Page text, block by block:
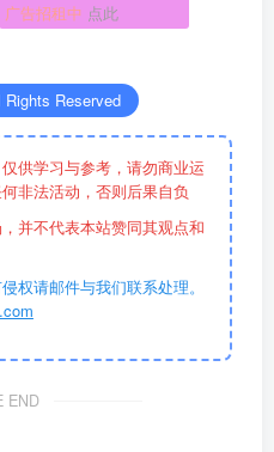
广告招租中 点此
Reserved
供学习与参考，请勿商业运
非法活动，否则后果自负
并不代表本站赞同其观点和
权请邮件与我们联系处理。
END